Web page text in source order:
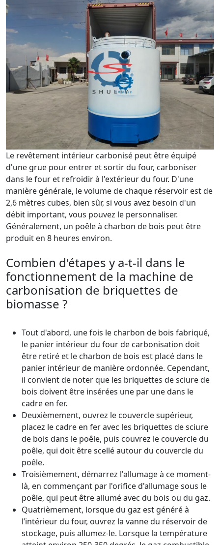
Le revêtement intérieur carbonisé peut être équipé
d'une grue pour entrer et sortir du four, carboniser
dans le four et refroidir à l'extérieur du four. D'une
manière générale, le volume de chaque réservoir est de
2,6 mètres cubes, bien sûr, si vous avez besoin d'un
débit important, vous pouvez le personnaliser.
Généralement, un poêle à charbon de bois peut être
produit en 8 heures environ.
Combien d'étapes y a-t-il dans le
fonctionnement de la machine de
carbonisation de briquettes de
biomasse ?
Tout d'abord, une fois le charbon de bois fabriqué,
le panier intérieur du four de carbonisation doit
être retiré et le charbon de bois est placé dans le
panier intérieur de manière ordonnée. Cependant,
il convient de noter que les briquettes de sciure de
bois doivent être insérées une par une dans le
cadre en fer.
Deuxièmement, ouvrez le couvercle supérieur,
placez le cadre en fer avec les briquettes de sciure
de bois dans le poêle, puis couvrez le couvercle du
poêle, qui doit être scellé autour du couvercle du
poêle.
Troisièmement, démarrez l'allumage à ce moment-
là, en commençant par l'orifice d'allumage sous le
poêle, qui peut être allumé avec du bois ou du gaz.
Quatrièmement, lorsque du gaz est généré à
l’intérieur du four, ouvrez la vanne du réservoir de
stockage, puis allumez-le. Lorsque la température